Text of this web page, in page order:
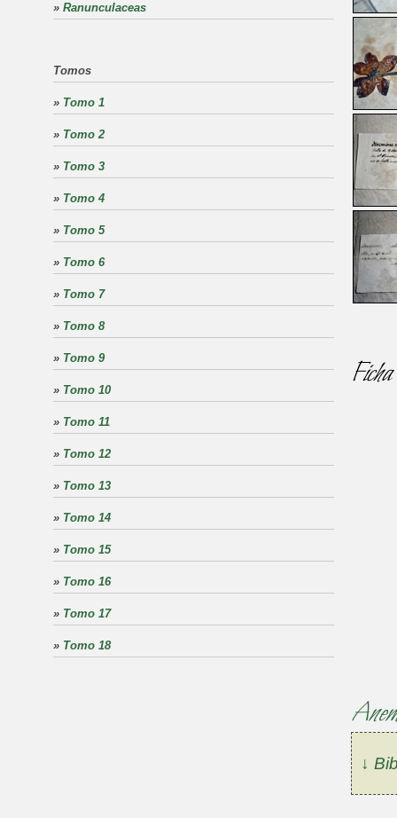
↓
» Ranunculaceas
Tomos
» Tomo 1
» Tomo 2
» Tomo 3
» Tomo 4
» Tomo 5
» Tomo 6
» Tomo 7
» Tomo 8
» Tomo 9
» Tomo 10
» Tomo 11
» Tomo 12
» Tomo 13
» Tomo 14
» Tomo 15
» Tomo 16
» Tomo 17
» Tomo 18